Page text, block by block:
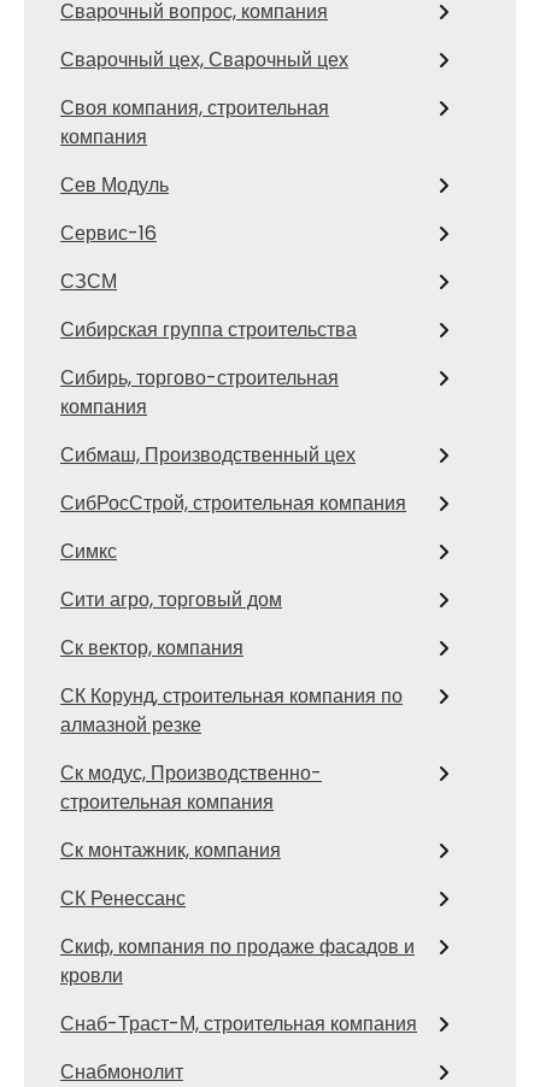
Сварочный вопрос, компания
Сварочный цех, Сварочный цех
Своя компания, строительная
компания
Сев Модуль
Сервис-16
СЗСМ
Сибирская группа строительства
Сибирь, торгово-строительная
компания
Сибмаш, Производственный цех
СибРосСтрой, строительная компания
Симкс
Сити агро, торговый дом
Ск вектор, компания
СК Корунд, строительная компания по
алмазной резке
Ск модус, Производственно-
строительная компания
Ск монтажник, компания
СК Ренессанс
Скиф, компания по продаже фасадов и
кровли
Снаб-Траст-М, строительная компания
Снабмонолит